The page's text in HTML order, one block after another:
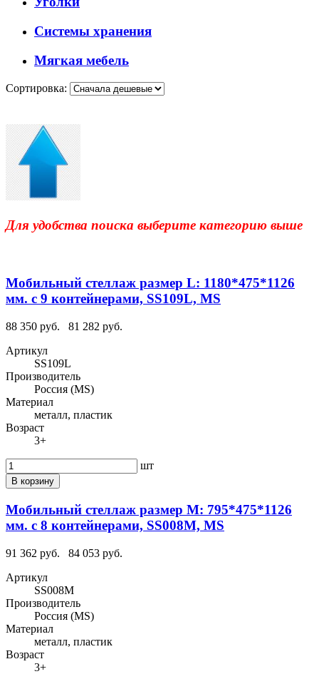
Системы хранения
Мягкая мебель
Сортировка:
Для удобства поиска выберите категорию выше
Мобильный стеллаж размер L: 1180*475*1126
мм. с 9 контейнерами, SS109L, MS
88 350 руб.
81 282 руб.
Артикул
SS109L
Производитель
Россия (MS)
Материал
металл, пластик
Возраст
3+
шт
В корзину
Мобильный стеллаж размер M: 795*475*1126
мм. с 8 контейнерами, SS008M, MS
91 362 руб.
84 053 руб.
Артикул
SS008M
Производитель
Россия (MS)
Материал
металл, пластик
Возраст
3+